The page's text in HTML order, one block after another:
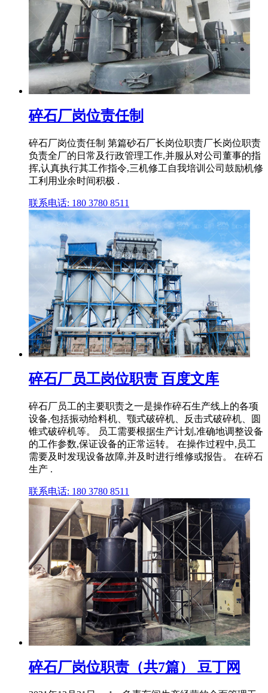
碎石厂岗位责任制
碎石厂岗位责任制 第篇砂石厂长岗位职责厂长岗位职责
负责全厂的日常及行政管理工作,并服从对公司董事的指
挥,认真执行其工作指令,三机修工自我培训公司鼓励机修
工利用业余时间积极 .
联系电话: 180 3780 8511
碎石厂员工岗位职责 百度文库
碎石厂员工的主要职责之一是操作碎石生产线上的各项
设备,包括振动给料机、颚式破碎机、反击式破碎机、圆
锥式破碎机等。 员工需要根据生产计划,准确地调整设备
的工作参数,保证设备的正常运转。 在操作过程中,员工
需要及时发现设备故障,并及时进行维修或报告。 在碎石
生产 .
联系电话: 180 3780 8511
碎石厂岗位职责（共7篇） 豆丁网